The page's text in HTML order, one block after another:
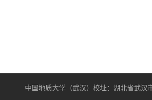
中国地质大学（武汉）校址：湖北省武汉